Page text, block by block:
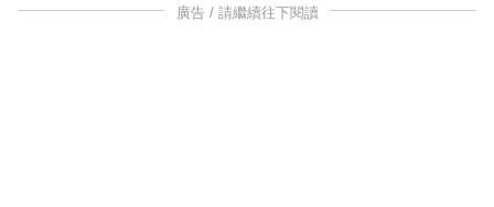
廣告 / 請繼續往下閱讀